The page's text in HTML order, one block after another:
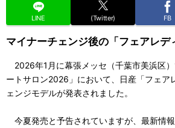
LINE (Twitter) FB
マイナーチェンジ後の「フェアレデ
2026年1月に幕張メッセ（千葉市美浜区
ートサロン2026」において、日産「フェア
ェンジモデルが発表されました。
今夏発売と予告されていますが、最新情